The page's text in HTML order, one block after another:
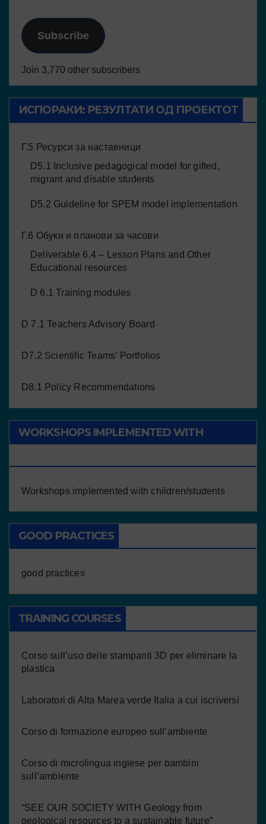
Subscribe
Join 3,770 other subscribers
ИСПОРАКИ: РЕЗУЛТАТИ ОД ПРОЕКТОТ
Г.5 Ресурси за наставници
D5.1 Inclusive pedagogical model for gifted,
migrant and disable students
D5.2 Guideline for SPEM model implementation
Г.6 Обуки и планови за часови
Deliverable 6.4 – Lesson Plans and Other
Educational resources
D 6.1 Training modules
D 7.1 Teachers Advisory Board
D7.2 Scientific Teams’ Portfolios
D8.1 Policy Recommendations
WORKSHOPS IMPLEMENTED WITH
Workshops implemented with children/students
GOOD PRACTICES
good practices
TRAINING COURSES
Corso sull’uso delle stampanti 3D per eliminare la
plastica
Laboratori di Alta Marea verde Italia a cui iscriversi
Corso di formazione europeo sull’ambiente
Corso di microlingua inglese per bambini
sull’ambiente
“SEE OUR SOCIETY WITH Geology from
geological resources to a sustainable future”